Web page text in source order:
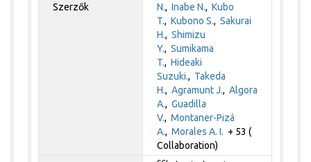
Szerzők
N.,Inabe N.,Kubo
T.,Kubono S.,Sakurai
H.,Shimizu
Y.,Sumikama
T.,Hideaki
Suzuki., Takeda
H.,Agramunt J.,Algora
A.,Guadilla
V.,Montaner-Pizá
A.,Morales A. I. + 53 (
Collaboration)